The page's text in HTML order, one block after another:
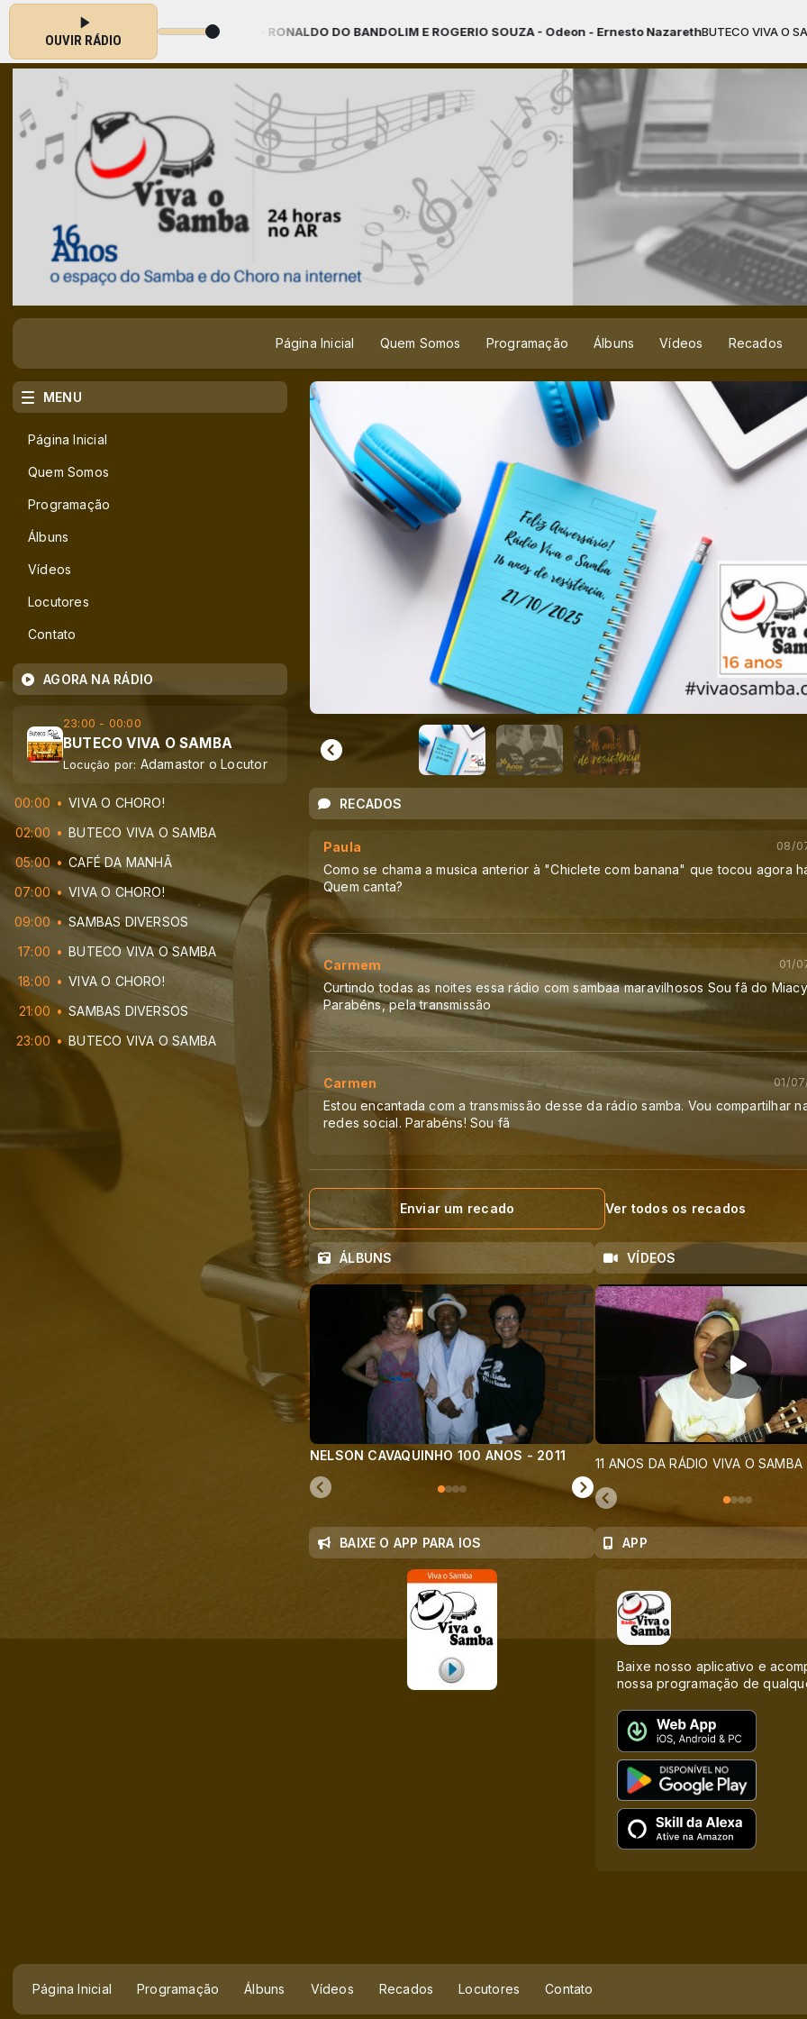
OUVIR RÁDIO
DE CHORO - RONALDO DO BANDOLIM E ROGERIO SOUZA - Odeon - Ernesto NazarethBUTECO VIVA O SAMBA com Adamastor o
Página Inicial Quem Somos Programação Álbuns Vídeos Recados
RECADOS
Paula 08/
Como se chama a musica anterior à "Chiclete com banana" que tocou agora
Quem canta?
Carmem 01/
Curtindo todas as noites essa rádio com sambaa maravilhosos Sou fã do
Parabéns, pela transmissão
Carmen 01/
Estou encantada com a transmissão desse da rádio samba. Vou compartilhar
redes social. Parabéns! Sou fã
Enviar um recado Ver todos os recados
ÁLBUNS
NELSON CAVAQUINHO 100 ANOS - 2011 TREM DO SAMBA 2018
VÍDEOS
11 ANOS DA RÁDIO VIVA O SAMBA
BAIXE O APP PARA IOS APP
Baixe nosso aplicativo e
nossa programação de
MENU
Página Inicial
Quem Somos
Programação
Álbuns
Vídeos
Locutores
Contato
AGORA NA RÁDIO
23:00 - 00:00
BUTECO VIVA O SAMBA
Locução por: Adamastor o Locutor
00:00
VIVA O CHORO!
02:00
BUTECO VIVA O SAMBA
05:00
CAFÉ DA MANHÃ
07:00
VIVA O CHORO!
09:00
SAMBAS DIVERSOS
17:00
BUTECO VIVA O SAMBA
18:00
VIVA O CHORO!
21:00
SAMBAS DIVERSOS
23:00
BUTECO VIVA O SAMBA
Página Inicial Programação Álbuns Vídeos Recados Locutores Contato